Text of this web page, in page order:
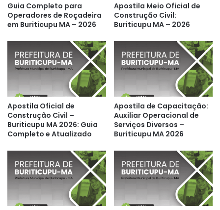
Guia Completo para
Operadores de Roçadeira
em Buriticupu MA – 2026
Apostila Meio Oficial de
Construção Civil:
Buriticupu MA – 2026
Apostila Oficial de
Construção Civil –
Buriticupu MA 2026: Guia
Completo e Atualizado
Apostila de Capacitação:
Auxiliar Operacional de
Serviços Diversos –
Buriticupu MA 2026